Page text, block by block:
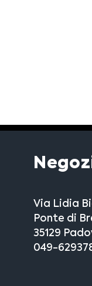
Via Lidia
Ponte di
35129
049-